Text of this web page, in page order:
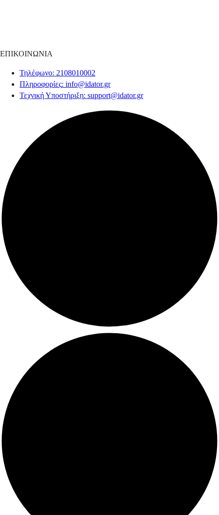
ΕΠΙΚΟΙΝΩΝΙΑ
Τηλέφωνο: 2108010002
Πληροφορίες: info@idator.gr
Τεχνική Υποστήριξη: support@idator.gr